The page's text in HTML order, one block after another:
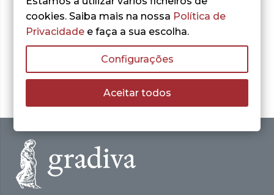
Revolução
Francesa
9,09 € O
preço
9,09 €.
6,36€O
preço
atual
6,36 €.
cookies. Saiba mais na nossa Política de
Privacidade e faça a sua escolha.
Configurações
Aceitar todos